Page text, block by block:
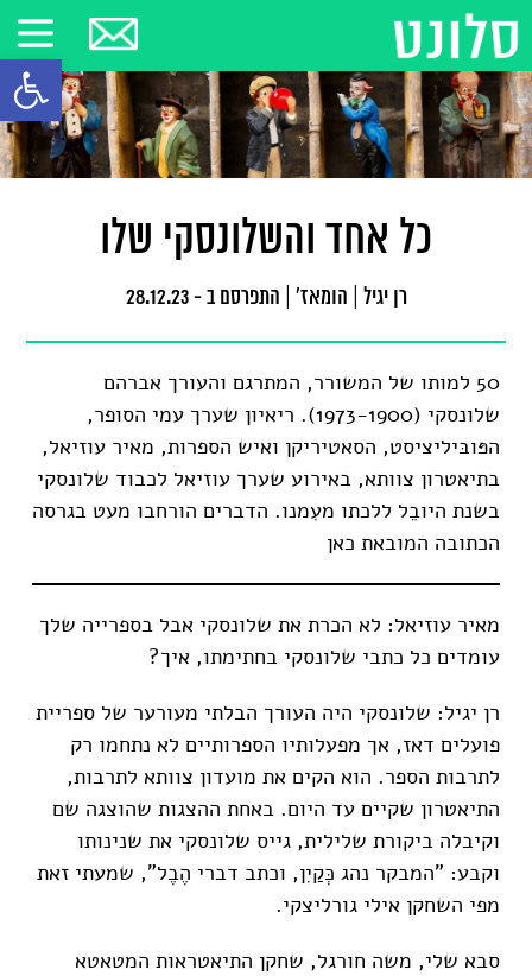
פתח
כל אחד והשלונסקי שלו
רן יגיל הומאז' התפרסם ב - 28.12.23
50 למותו של המשורר, המתרגם והעורך אברהם
שלונסקי (1973-1900). ריאיון שערך עמי הסופר,
הפּובּיליציסט, הסאטיריקן ואיש הספרות, מאיר עוזיאל,
בתיאטרון צוותא, באירוע שערך עוזיאל לכבוד שלונסקי
בשנת היובֵל ללכתו מעִמנו. הדברים הורחבו מעט בגרסה
הכתובה המובאת כאן
מאיר עוזיאל: לא הכרת את שלונסקי אבל בספרייה שלך
עומדים כל כתבי שלונסקי בחתימתו, איך?
רן יגיל: שלונסקי היה העורך הבלתי מעורער של ספריית
פועלים דאז, אך מפעלותיו הספרותיים לא נתחמו רק
לתרבות הספר. הוא הקים את מועדון צוותא לתרבות,
התיאטרון שקיים עד היום. באחת ההצגות שהוצגה שם
וקיבלה ביקורת שלילית, גייס שלונסקי את שנינותו
וקבע: "המבקר נהג כְּקַיִן, וכתב דברי הֶבֶל", שמעתי זאת
מפי השחקן אילי גורליצקי.
סבא שלי, משה חורגל, שחקן התיאטראות המטאטא